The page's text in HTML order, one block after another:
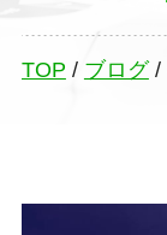
TOP / ブログ/